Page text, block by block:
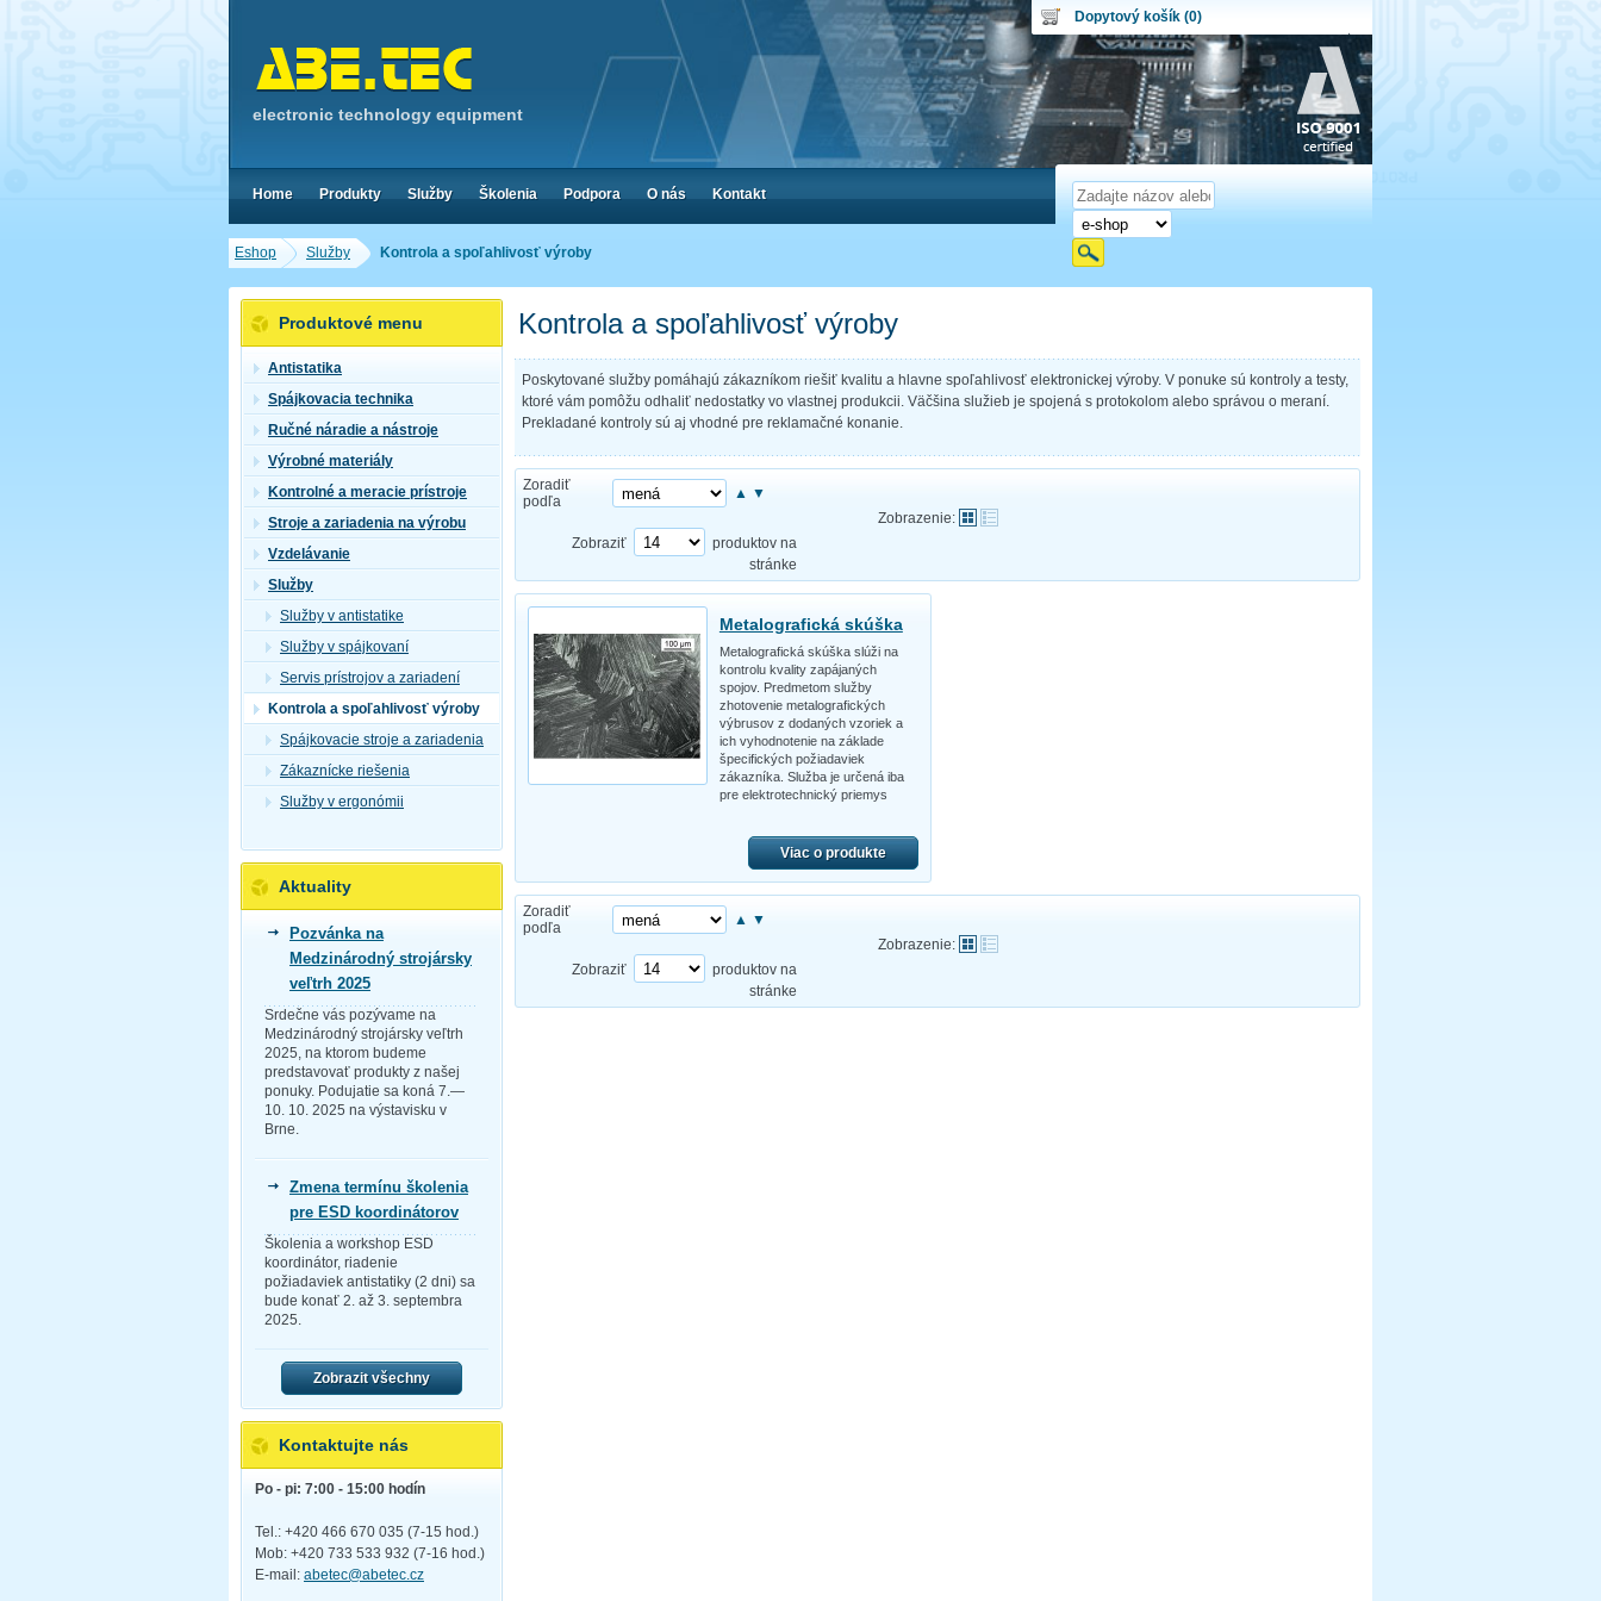
Eshop Služby Kontrola a spoľahlivosť výroby
Kontrola a spoľahlivosť výroby
Poskytované služby pomáhajú zákazníkom riešiť kvalitu a hlavne spoľahlivosť elektronickej výroby. V ponuke sú kontroly a testy,
ktoré vám pomôžu odhaliť nedostatky vo vlastnej produkcii. Väčšina služieb je spojená s protokolom alebo správou o meraní.
Prekladané kontroly sú aj vhodné pre reklamačné konanie.
Zoradiť
podľa
▲ ▼
Zobrazenie:
Zobraziť
produktov na
stránke
Metalografická skúška
Metalografická skúška slúži na
kontrolu kvality zapájaných
spojov. Predmetom služby
zhotovenie metalografických
výbrusov z dodaných vzoriek a
ich vyhodnotenie na základe
špecifických požiadaviek
zákazníka. Služba je určená iba
pre elektrotechnický priemys
Viac o produkte
Zoradiť
podľa
▲ ▼
Zobrazenie:
Zobraziť
produktov na
stránke
Produktové menu
Antistatika
Spájkovacia technika
Ručné náradie a nástroje
Výrobné materiály
Kontrolné a meracie prístroje
Stroje a zariadenia na výrobu
Vzdelávanie
Služby
Služby v antistatike
Služby v spájkovaní
Servis prístrojov a zariadení
Kontrola a spoľahlivosť výroby
Spájkovacie stroje a zariadenia
Zákaznícke riešenia
Služby v ergonómii
Aktuality
Pozvánka na
Medzinárodný strojársky
veľtrh 2025
Srdečne vás pozývame na
Medzinárodný strojársky veľtrh
2025, na ktorom budeme
predstavovať produkty z našej
ponuky. Podujatie sa koná 7.—
10. 10. 2025 na výstavisku v
Brne.
Zmena termínu školenia
pre ESD koordinátorov
Školenia a workshop ESD
koordinátor, riadenie
požiadaviek antistatiky (2 dni) sa
bude konať 2. až 3. septembra
2025.
Zobrazit všechny
Kontaktujte nás
Po - pi: 7:00 - 15:00 hodín
Tel.: +420 466 670 035 (7-15 hod.)
Mob: +420 733 533 932 (7-16 hod.)
E-mail: abetec@abetec.cz
electronic technology equipment
Dopytový košík (0)
Dopytový košík je prázdny!
Obsah košíka
Počet produktov:0
Home Produkty Služby Školenia Podpora O nás Kontakt